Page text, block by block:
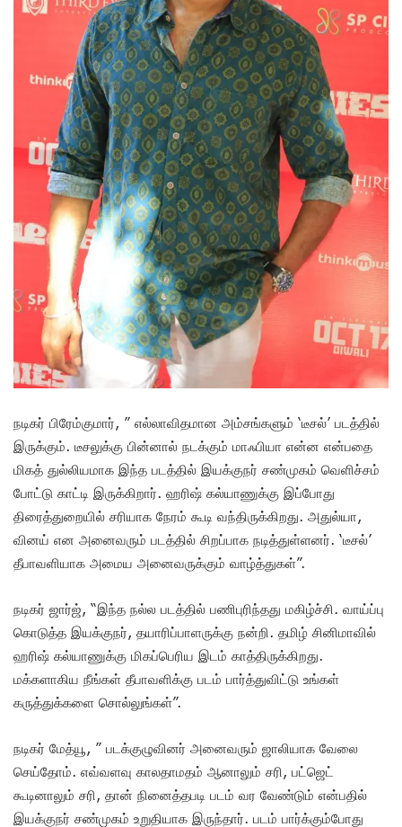
நடிகர் பிரேம்குமார், ” எல்லாவிதமான அம்சங்களும் ‘டீசல்’ படத்தில்
இருக்கும். டீசலுக்கு பின்னால் நடக்கும் மாஃபியா என்ன என்பதை
மிகத் துல்லியமாக இந்த படத்தில் இயக்குநர் சண்முகம் வெளிச்சம்
போட்டு காட்டி இருக்கிறார். ஹரிஷ் கல்யாணுக்கு இப்போது
திரைத்துறையில் சரியாக நேரம் கூடி வந்திருக்கிறது. அதுல்யா,
வினய் என அனைவரும் படத்தில் சிறப்பாக நடித்துள்ளனர். ‘டீசல்’
தீபாவளியாக அமைய அனைவருக்கும் வாழ்த்துகள்”.
நடிகர் ஜார்ஜ், “இந்த நல்ல படத்தில் பணிபுரிந்தது மகிழ்ச்சி. வாய்ப்பு
கொடுத்த இயக்குநர், தயாரிப்பாளருக்கு நன்றி. தமிழ் சினிமாவில்
ஹரிஷ் கல்யாணுக்கு மிகப்பெரிய இடம் காத்திருக்கிறது.
மக்களாகிய நீங்கள் தீபாவளிக்கு படம் பார்த்துவிட்டு உங்கள்
கருத்துக்களை சொல்லுங்கள்”.
நடிகர் மேத்யூ, ” படக்குழுவினர் அனைவரும் ஜாலியாக வேலை
செய்தோம். எவ்வளவு காலதாமதம் ஆனாலும் சரி, பட்ஜெட்
கூடினாலும் சரி, தான் நினைத்தபடி படம் வர வேண்டும் என்பதில்
இயக்குநர் சண்முகம் உறுதியாக இருந்தார். படம் பார்க்கும்போது